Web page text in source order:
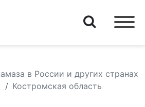
в России и других странах
Костромская область